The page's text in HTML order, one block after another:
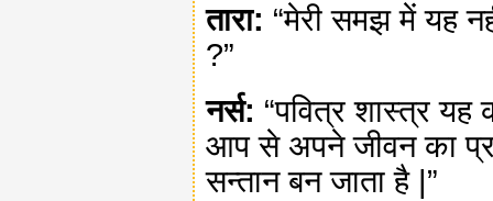
तारा: “मेरी समझ में यह
?”
नर्स: “पवित्र शास्त्र
आप से अपने जीवन का
सन्तान बन जाता है |”